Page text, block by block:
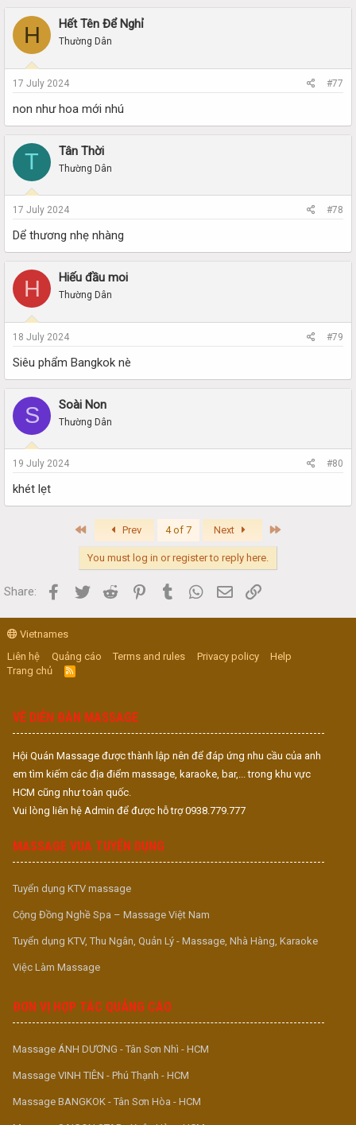
H Hết Tên Để Nghỉ
Thường Dân
17 July 2024 #77
non như hoa mới nhú
T Tân Thời
Thường Dân
17 July 2024 #78
Dể thương nhẹ nhàng
H Hiếu đầu moi
Thường Dân
18 July 2024 #79
Siêu phẩm Bangkok nè
S Soài Non
Thường Dân
19 July 2024 #80
khét lẹt
First Prev 4 of 7 Next
You must log in or register to reply here.
Share: Facebook
Twitter Reddit PinterestTumblr WhatsApp
Email
Vietnames
Liên hệ
Quảng cáo Terms and rules Privacy policy
Help
Trang chủ
R
S
VỀ DIỄN ĐÀN MASSAGE
Hội Quán Massage được thành lập nên để đáp ứng nhu cầu của anh
em tìm kiếm các địa điểm massage, karaoke, bar,... trong khu vực
HCM cũng như toàn quốc.
Vui lòng liên hệ Admin để được hỗ trợ 0938.779.777
MASSAGE VUA TUYỂN DỤNG
Tuyển dụng KTV massage
Cộng Đồng Nghề Spa – Massage Việt Nam
Tuyển dụng KTV, Thu Ngân, Quản Lý - Massage, Nhà Hàng, Karaoke
Việc Làm Massage
ĐƠN VỊ HỢP TÁC QUẢNG CÁO
Massage ÁNH DƯƠNG - Tân Sơn Nhì - HCM
Massage VINH TIÊN - Phú Thạnh - HCM
Massage BANGKOK - Tân Sơn Hòa - HCM